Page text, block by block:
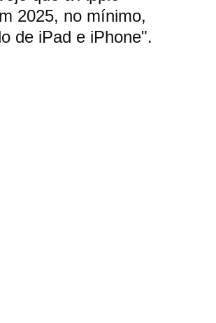
2025, no mínimo,
de iPad e iPhone".